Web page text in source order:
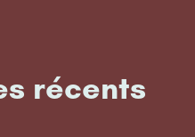
récents